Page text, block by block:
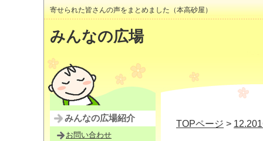
寄せられた皆さんの声をまとめました（本高砂屋）
みんなの広場
TOPページ >
みんなの広場紹介
お問い合わせ